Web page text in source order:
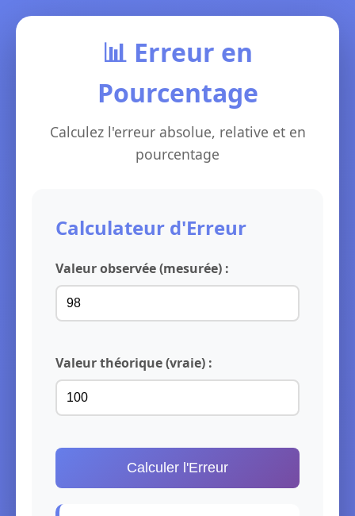
📊 Erreur en
Pourcentage
Calculez l'erreur absolue, relative et en
pourcentage
Calculateur d'Erreur
Valeur observée (mesurée) :
Valeur théorique (vraie) :
Calculer l'Erreur